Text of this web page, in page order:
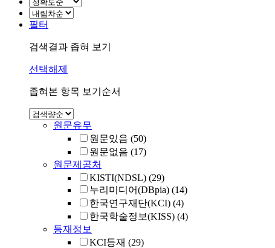
필터
검색결과 좁혀 보기
선택해제
좁혀본 항목 보기순서
원문유무
원문있음 (50)
원문없음 (17)
원문제공처
KISTI(NDSL) (29)
누리미디어(DBpia) (14)
한국연구재단(KCI) (4)
한국학술정보(KISS) (4)
등재정보
KCI등재 (29)